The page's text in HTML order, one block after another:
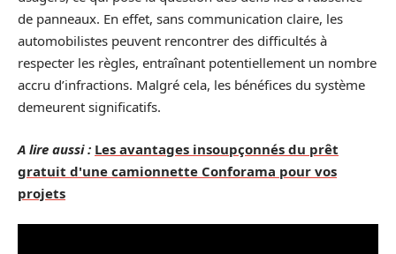
de panneaux. En effet, sans communication claire, les
automobilistes peuvent rencontrer des difficultés à
respecter les règles, entraînant potentiellement un nombre
accru d’infractions. Malgré cela, les bénéfices du système
demeurent significatifs.
A lire aussi : Les avantages insoupçonnés du prêt
gratuit d'une camionnette Conforama pour vos
projets